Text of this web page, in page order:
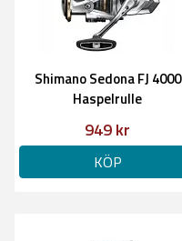
Shimano Sedona FJ 4000
Haspelrulle
949 kr
KÖP